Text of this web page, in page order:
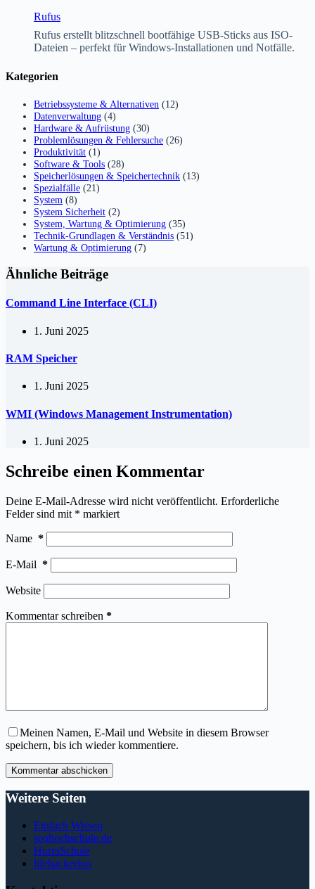
Rufus
Rufus erstellt blitzschnell bootfähige USB-Sticks aus ISO-
Dateien – perfekt für Windows-Installationen und Notfälle.
Kategorien
Betriebssysteme & Alternativen (12)
Datenverwaltung (4)
Hardware & Aufrüstung (30)
Problemlösungen & Fehlersuche (26)
Produktivität (1)
Software & Tools (28)
Speicherlösungen & Speichertechnik (13)
Spezialfälle (21)
System (8)
System Sicherheit (2)
System, Wartung & Optimierung (35)
Technik-Grundlagen & Verständnis (51)
Wartung & Optimierung (7)
Ähnliche Beiträge
Command Line Interface (CLI)
1. Juni 2025
RAM Speicher
1. Juni 2025
WMI (Windows Management Instrumentation)
1. Juni 2025
Schreibe einen Kommentar
Deine E-Mail-Adresse wird nicht veröffentlicht. Erforderliche
Felder sind mit * markiert
Name *
E-Mail *
Website
Kommentar schreiben *
Meinen Namen, E-Mail und Website in diesem Browser
speichern, bis ich wieder kommentiere.
Kommentar abschicken
Weitere Seiten
Einfach Wissen
seohochschule.de
HurraSchule
lifehackerino